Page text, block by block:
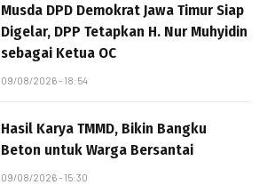
Musda DPD Demokrat Jawa Timur Siap
Digelar, DPP Tetapkan H. Nur Muhyidin
sebagai Ketua OC
09/08/2026 - 18:54
Hasil Karya TMMD, Bikin Bangku
Beton untuk Warga Bersantai
09/08/2026 - 15:30